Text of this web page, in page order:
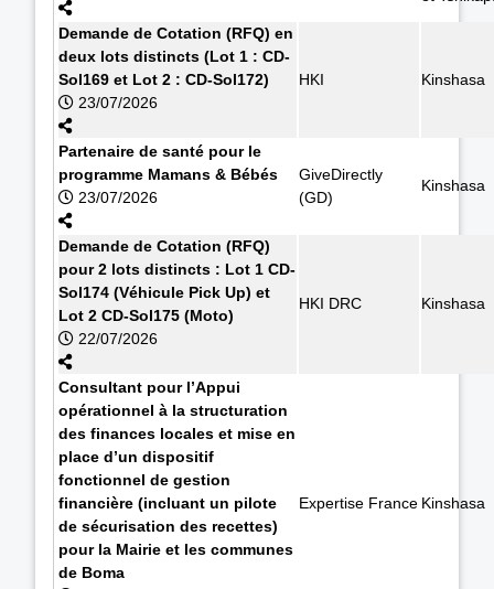
Demande de Cotation (RFQ) en
deux lots distincts (Lot 1 : CD-
Sol169 et Lot 2 : CD-Sol172)
23/07/2026
HKI Kinshasa
Partenaire de santé pour le
programme Mamans & Bébés
23/07/2026
GiveDirectly
(GD)
Kinshasa
Demande de Cotation (RFQ)
pour 2 lots distincts : Lot 1 CD-
Sol174 (Véhicule Pick Up) et
Lot 2 CD-Sol175 (Moto)
22/07/2026
HKI DRC Kinshasa
Consultant pour l’Appui
opérationnel à la structuration
des finances locales et mise en
place d’un dispositif
fonctionnel de gestion
financière (incluant un pilote
de sécurisation des recettes)
pour la Mairie et les communes
de Boma
Expertise France Kinshasa